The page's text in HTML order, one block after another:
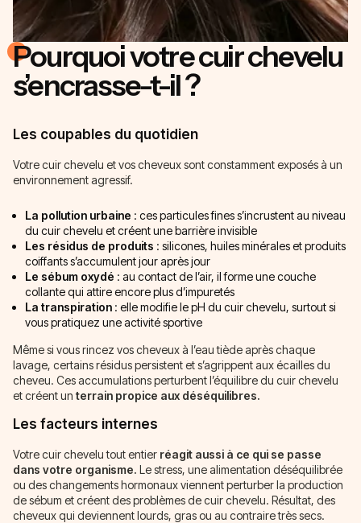
Pourquoi votre cuir chevelu
s’encrasse-t-il ?
Les coupables du quotidien
Votre cuir chevelu et vos cheveux sont constamment exposés à un
environnement agressif.
La pollution urbaine : ces particules fines s’incrustent au niveau
du cuir chevelu et créent une barrière invisible
Les résidus de produits : silicones, huiles minérales et produits
coiffants s’accumulent jour après jour
Le sébum oxydé : au contact de l’air, il forme une couche
collante qui attire encore plus d’impuretés
La transpiration : elle modifie le pH du cuir chevelu, surtout si
vous pratiquez une activité sportive
Même si vous rincez vos cheveux à l’eau tiède après chaque
lavage, certains résidus persistent et s’agrippent aux écailles du
cheveu. Ces accumulations perturbent l’équilibre du cuir chevelu
et créent un terrain propice aux déséquilibres.
Les facteurs internes
Votre cuir chevelu tout entier réagit aussi à ce qui se passe
dans votre organisme. Le stress, une alimentation déséquilibrée
ou des changements hormonaux viennent perturber la production
de sébum et créent des problèmes de cuir chevelu. Résultat, des
cheveux qui deviennent lourds, gras ou au contraire très secs.